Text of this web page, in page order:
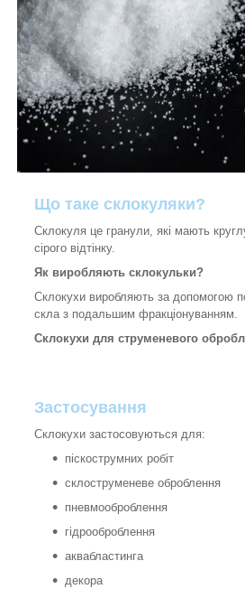
Що таке склокуляки?
Склокуля це гранули, які мають
сірого відтінку.
Як виробляють склокульки?
Склокухи виробляють за допомогою
скла з подальшим фракціонуванням.
Склокухи для струменевого
Застосування
Склокухи застосовуються для:
піскострумних робіт
склоструменеве оброблення
пневмооброблення
гідрооброблення
аквабластинга
декора